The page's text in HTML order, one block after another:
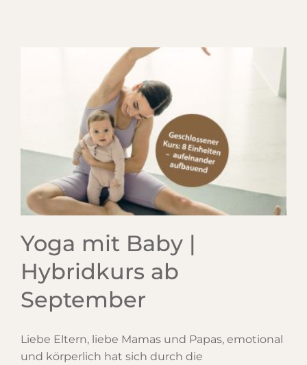
Yoga mit Baby |
Hybridkurs ab
September
Liebe Eltern, liebe Mamas und Papas, emotional
und körperlich hat sich durch die